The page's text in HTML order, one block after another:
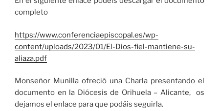
completo
https://www.conferenciaepiscopal.es/wp-
content/uploads/2023/01/El-Dios-fiel-mantiene-su-
aliaza.pdf
Monseñor Munilla ofreció una Charla presentando el
documento en la Diócesis de Orihuela – Alicante, os
dejamos el enlace para que podáis seguirla.